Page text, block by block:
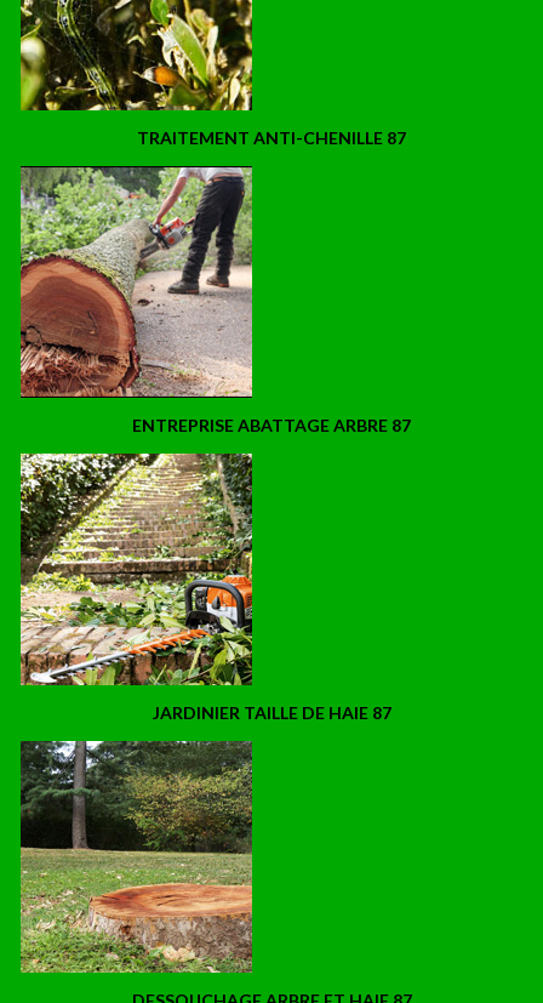
TRAITEMENT ANTI-CHENILLE 87
ENTREPRISE ABATTAGE ARBRE 87
JARDINIER TAILLE DE HAIE 87